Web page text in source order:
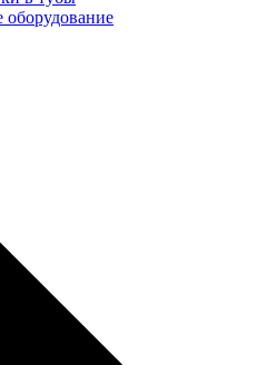
оборудование